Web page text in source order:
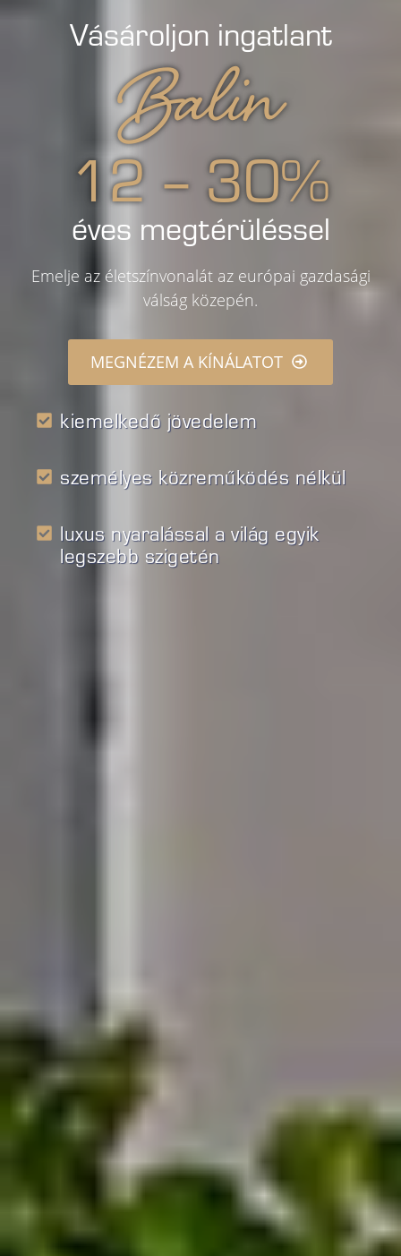
Vásároljon ingatlant
Balin
12 – 30%
éves megtérüléssel
Emelje az életszínvonalát az európai gazdasági
válság közepén.
MEGNÉZEM A KÍNÁLATOT
kiemelkedő jövedelem
személyes közreműködés nélkül
luxus nyaralással a világ egyik
legszebb szigetén